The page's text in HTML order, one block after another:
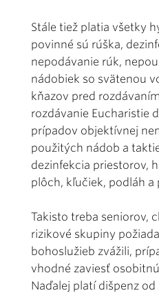
Stále tiež platia všetky
povinné sú rúška,
nepodávanie rúk,
nádobiek so svätenou
kňazov pred
rozdávanie Eucharistie
prípadov objektívnej
použitých nádob a
dezinfekcia priestorov,
plôch, kľučiek, podláh a
Takisto treba seniorov,
rizikové skupiny
bohoslužieb zvážili,
vhodné zaviesť
Naďalej platí dišpenz